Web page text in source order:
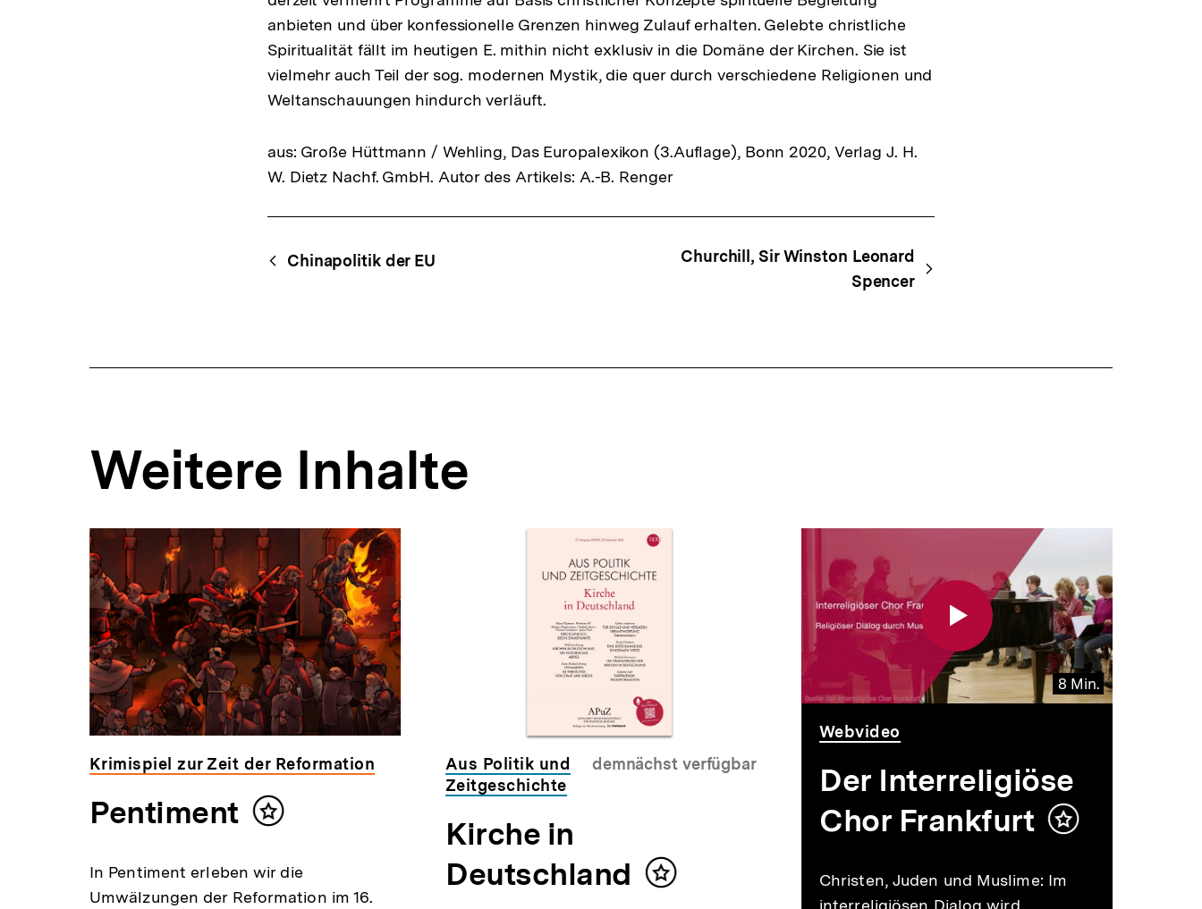
anbieten und über konfessionelle Grenzen hinweg Zulauf erhalten. Gelebte christliche
Spiritualität fällt im heutigen E. mithin nicht exklusiv in die Domäne der Kirchen. Sie ist
vielmehr auch Teil der sog. modernen Mystik, die quer durch verschiedene Religionen und
Weltanschauungen hindurch verläuft.
aus: Große Hüttmann / Wehling, Das Europalexikon (3.Auflage), Bonn 2020, Verlag J. H.
W. Dietz Nachf. GmbH. Autor des Artikels: A.-B. Renger
FussnotenBegriffsnavigation
Content-
Navigation
Chinapolitik der EU
Churchill, Sir Winston Leonard
Spencer
Weitere Inhalte
Inhaltskarousell
für
weitere
Inhalte
Inhaltskarussell
überspringen
Krimispiel zur Zeit der Reformation
Pentiment
Inhalt
In Pentiment erleben wir die
Umwälzungen der Reformation im 16.
Aus Politik und
Zeitgeschichte
demnächst verfügbar
Kirche in
Deutschland
Inhalt
8 Min.
Video
Dauer
8
Min.
Webvideo
Der Interreligiöse
Chor Frankfurt
Inhalt
Christen, Juden und Muslime: Im
interreligiösen Dialog wird